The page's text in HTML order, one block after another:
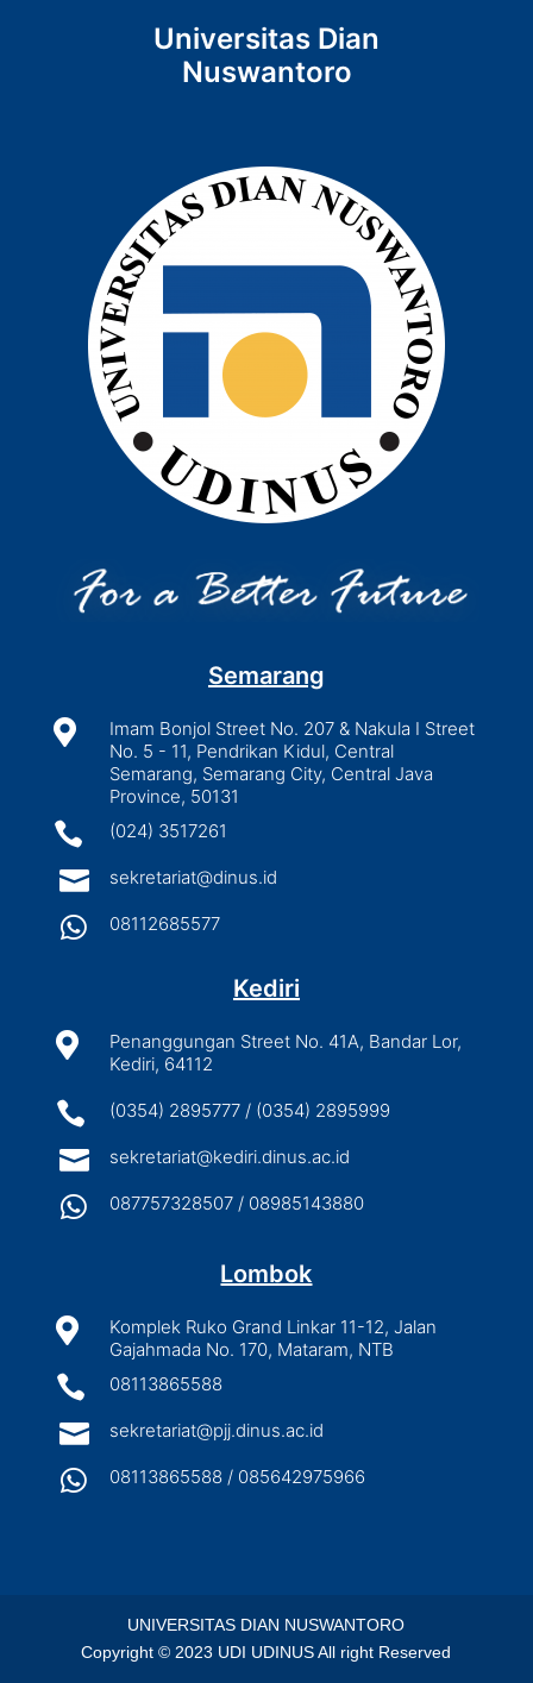
Universitas Dian
Nuswantoro
Semarang

Imam Bonjol Street No. 207 & Nakula I Street
No. 5 - 11, Pendrikan Kidul, Central
Semarang, Semarang City, Central Java
Province, 50131
 (024) 3517261
 sekretariat@dinus.id
 08112685577
Kediri

Penanggungan Street No. 41A, Bandar Lor,
Kediri, 64112
 (0354) 2895777 / (0354) 2895999
 sekretariat@kediri.dinus.ac.id
 087757328507 / 08985143880
Lombok

Komplek Ruko Grand Linkar 11-12, Jalan
Gajahmada No. 170, Mataram, NTB
 08113865588
 sekretariat@pjj.dinus.ac.id
 08113865588 / 085642975966
UNIVERSITAS DIAN NUSWANTORO
Copyright © 2023 UDI UDINUS All right Reserved